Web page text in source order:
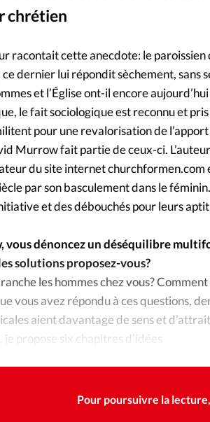
Opinions
Aujourd'hui
des Eglises
Vie Intérieure
chrétien
racontait cette anecdote: le
ce dernier lui répondit sèchement,
et l’Église ont-il encore
le fait sociologique est reconnu et
pour une revalorisation de
Murrow fait partie de ceux-ci.
du site internet churchformen.com
par son basculement dans le
et des débouchés pour leurs
vous dénoncez un déséquilibre
solutions proposez-vous?
les hommes chez vous?
vous avez répondu à ces questions,
aient davantage de sens et
je propose six chapitres d’idées
Pour poursuivre la